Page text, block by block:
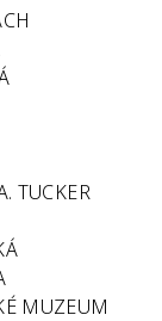
TUCKER
MUZEUM